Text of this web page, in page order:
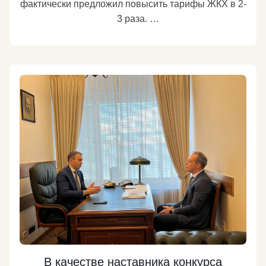
шахматам.
Подробнее
фактически предложил повысить тарифы ЖКХ в 2-
3 раза.
Если это не сверхнаглость, то что это?
Исполнительный директор Ассоциации
предприятий сферы ЖКХ «Объединенный
Жилищно-Коммунальный Совет» Марк Геллер
заявил, что «по факту люди платят за коммуналку
в среднем лишь 30-50% от реальной стоимости
услуг». Он также сказал, что «у нас с 2015 года
имеет место, по сути, заморозка тарифов». При
этом Геллер констатировал, что «система в
режиме реального времени деградирует, а
изношенные сети вот-вот начнут рушиться
В качестве наставника конкурса